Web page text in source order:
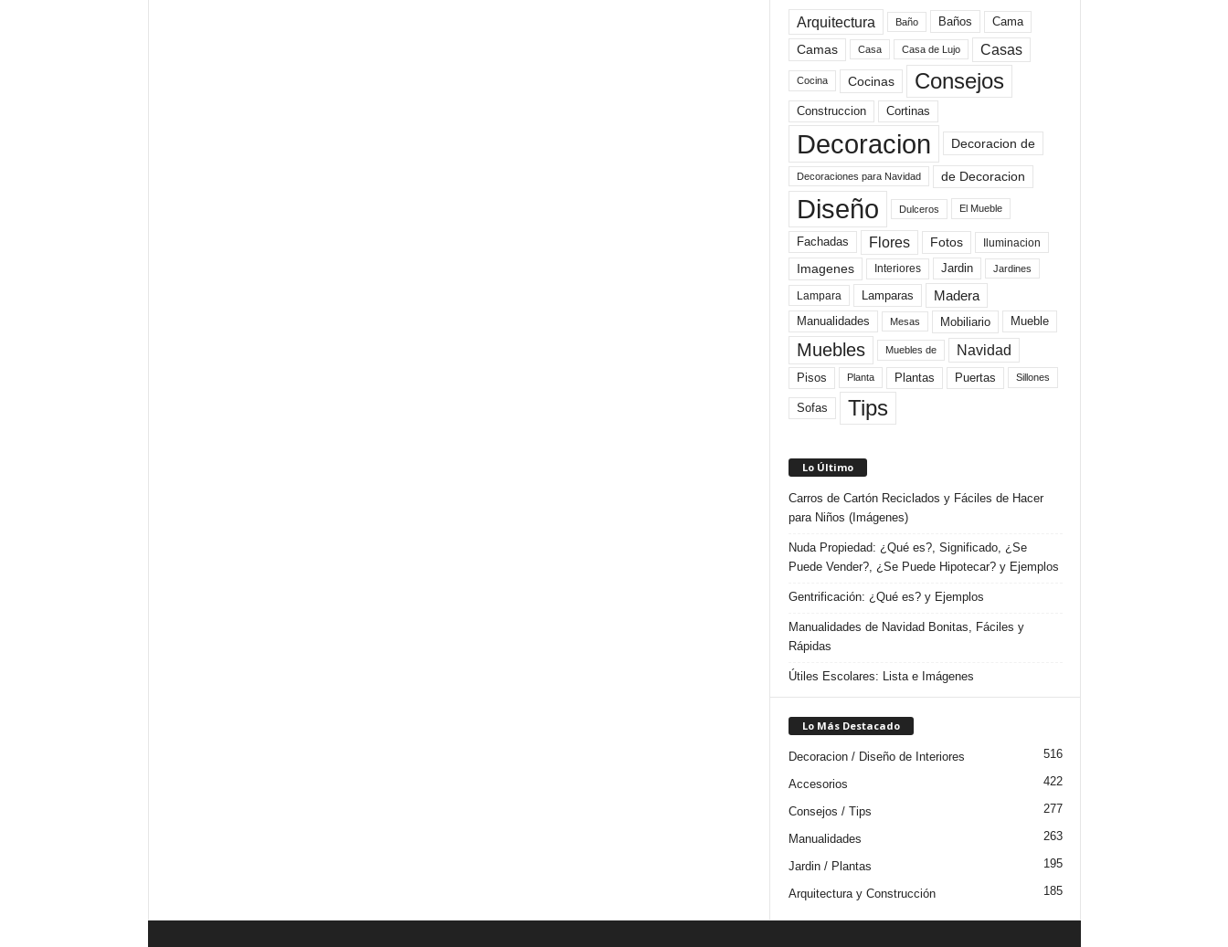
Arquitectura Baño Baños Cama
Camas Casa Casa de Lujo Casas
Cocina Cocinas Consejos
Construccion Cortinas
Decoracion Decoracion de
Decoraciones para Navidad de Decoracion
Diseño Dulceros El Mueble
Fachadas Flores Fotos Iluminacion
Imagenes Interiores Jardin Jardines
Lampara Lamparas Madera
Manualidades Mesas Mobiliario Mueble
Muebles Muebles de Navidad
Pisos Planta Plantas Puertas Sillones
Sofas Tips
Lo Último
Carros de Cartón Reciclados y Fáciles de Hacer
para Niños (Imágenes)
Nuda Propiedad: ¿Qué es?, Significado, ¿Se
Puede Vender?, ¿Se Puede Hipotecar? y Ejemplos
Gentrificación: ¿Qué es? y Ejemplos
Manualidades de Navidad Bonitas, Fáciles y
Rápidas
Útiles Escolares: Lista e Imágenes
Lo Más Destacado
Decoracion / Diseño de Interiores 516
Accesorios 422
Consejos / Tips 277
Manualidades 263
Jardin / Plantas 195
Arquitectura y Construcción 185